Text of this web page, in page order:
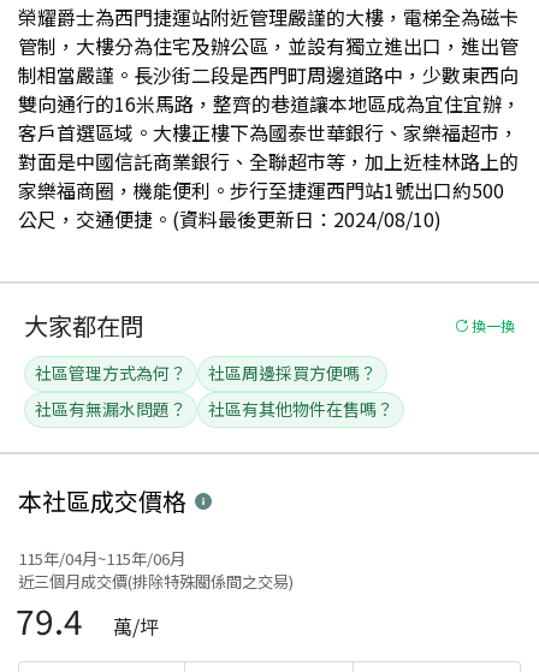
榮耀爵士為西門捷運站附近管理嚴謹的大樓，電梯全為磁卡
管制，大樓分為住宅及辦公區，並設有獨立進出口，進出管
制相當嚴謹。長沙街二段是西門町周邊道路中，少數東西向
雙向通行的16米馬路，整齊的巷道讓本地區成為宜住宜辦，
客戶首選區域。大樓正樓下為國泰世華銀行、家樂福超市，
對面是中國信託商業銀行、全聯超市等，加上近桂林路上的
家樂福商圈，機能便利。步行至捷運西門站1號出口約500
公尺，交通便捷。(資料最後更新日：2024/08/10)
大家都在問 換一換
社區管理方式為何？
社區周邊採買方便嗎？
社區有無漏水問題？
社區有其他物件在售嗎？
本社區成交價格
115年/04月~115年/06月
近三個月成交價(排除特殊關係間之交易)
79.4 萬/坪